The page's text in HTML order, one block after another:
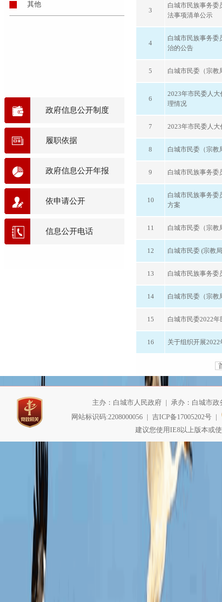
3
白城市民族事务委
法事项清单公示
4
白城市民族事务委
治的公告
5 白城市民委（宗教
6
2023年市民委人
理情况
7 2023年市民委人
8 白城市民委（宗教
9 白城市民族事务委
10
白城市民族事务委
方案
11 白城市民委（宗教
12 白城市民委 (宗教
13 白城市民族事务委
14 白城市民委（宗教
15 白城市民委2022
16 关于组织开展
其他
政府信息公开制度
履职依据
政府信息公开年报
依申请公开
信息公开电话